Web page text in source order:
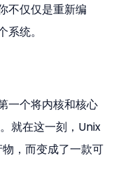
不仅仅是重新编
统。
一个将内核和核心
就在这一刻，Unix
，而变成了一款可